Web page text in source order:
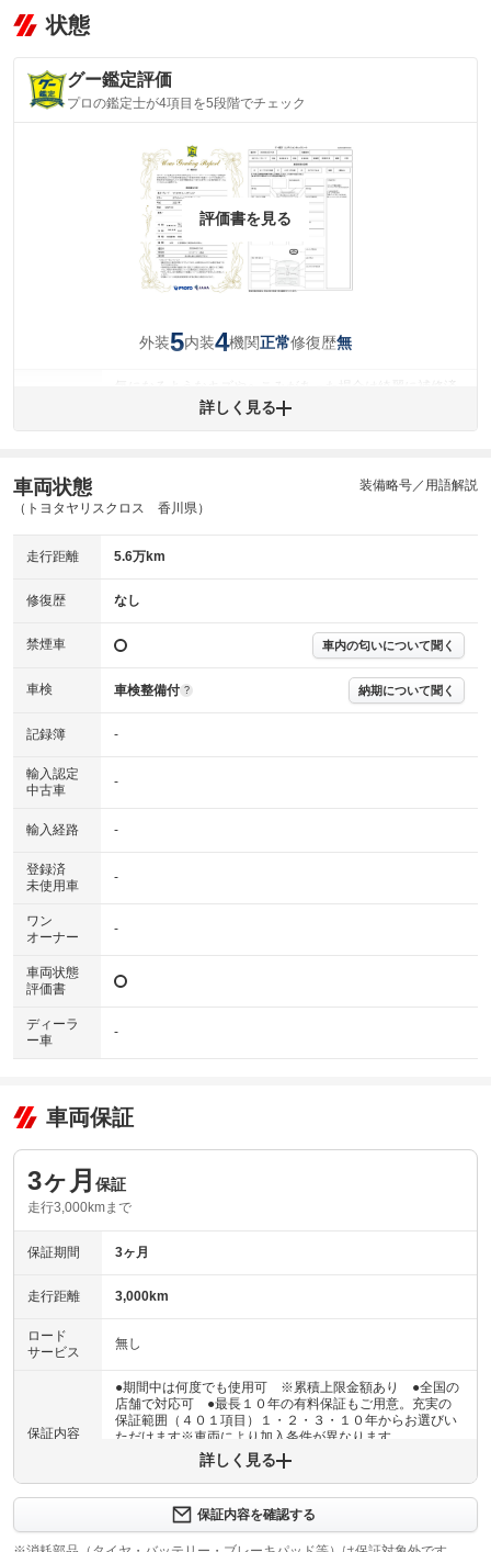
状態
グー鑑定評価
プロの鑑定士が4項目を5段階でチェック
評価書を見る
外装5内装4機関正常修復歴無
みですが、 小さなキズやヘコミが残っている場合もありま
内装
(内装状態)
下さい。
および表示項目が異なる場合がございます。
※グー鑑定の評価はあくまでも記載している鑑定日の鑑定結果となりま
詳しく見る
車両状態
（トヨタヤリスクロス 香川県）
装備略号／用語解説
走行距離 5.6万km
修復歴 なし
禁煙車 車内の匂いについて聞く
車検 車検整備付 ? 納期について聞く
記録簿 -
輸入認定
中古車
-
輸入経路 -
登録済
未使用車
-
ワン
オーナー
-
車両状態
評価書
ディーラ
ー車
-
車両保証
3ヶ月 保証
走行3,000kmまで
保証期間 3ヶ月
走行距離 3,000km
ロード
サービス
無し
保証内容
●期間中は何度でも使用可 ※累積上限金額あり ●全国の
店舗で対応可 ●最長１０年の有料保証もご用意。充実の
保証範囲（４０１項目）１・２・３・１０年からお選びい
ただけます※車両により加入条件が異なります
保証項目
３ヶ月・３０００ｋｍ以内ならエンジン、トランスミッシ
ョン、ハイブリッド、ステアリング、ブレーキの各機構に
おける主要項目を無償修理（または交換）いたします。
詳しく見る
保証内容を確認する